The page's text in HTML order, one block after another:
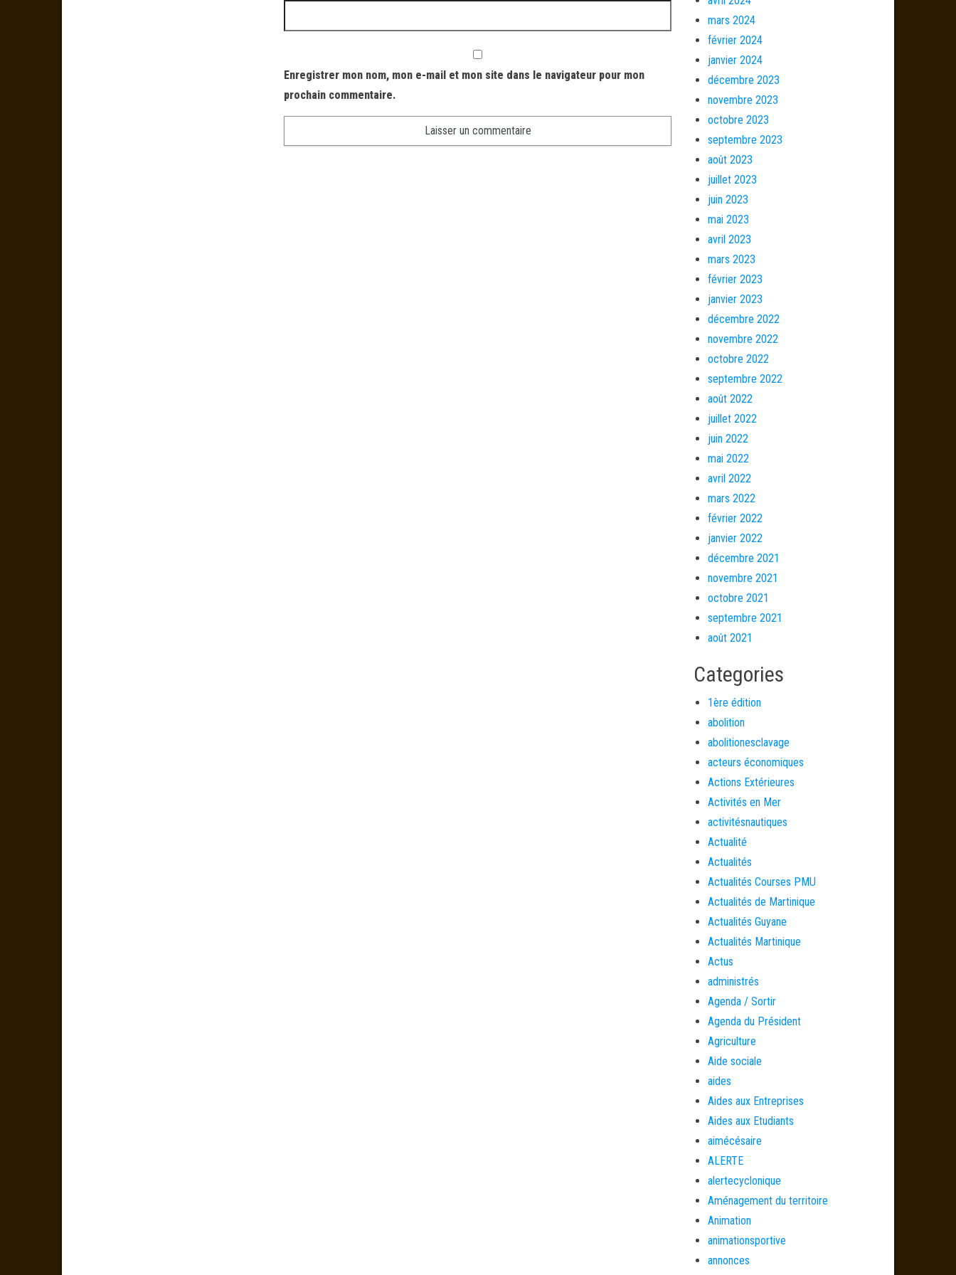
Enregistrer mon nom, mon e-mail et mon site dans le navigateur pour mon
prochain commentaire.
mars 2024
février 2024
janvier 2024
décembre 2023
novembre 2023
octobre 2023
septembre 2023
août 2023
juillet 2023
juin 2023
mai 2023
avril 2023
mars 2023
février 2023
janvier 2023
décembre 2022
novembre 2022
octobre 2022
septembre 2022
août 2022
juillet 2022
juin 2022
mai 2022
avril 2022
mars 2022
février 2022
janvier 2022
décembre 2021
novembre 2021
octobre 2021
septembre 2021
août 2021
Categories
1ère édition
abolition
abolitionesclavage
acteurs économiques
Actions Extérieures
Activités en Mer
activitésnautiques
Actualité
Actualités
Actualités Courses PMU
Actualités de Martinique
Actualités Guyane
Actualités Martinique
Actus
administrés
Agenda / Sortir
Agenda du Président
Agriculture
Aide sociale
aides
Aides aux Entreprises
Aides aux Etudiants
aimécésaire
ALERTE
alertecyclonique
Aménagement du territoire
Animation
animationsportive
annonces